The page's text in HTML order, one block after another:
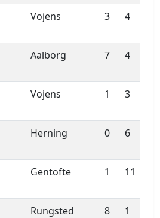
Vojens 3 4
Aalborg 7 4
Vojens 1 3
Herning 0 6
Gentofte 1 11
Rungsted 8 1